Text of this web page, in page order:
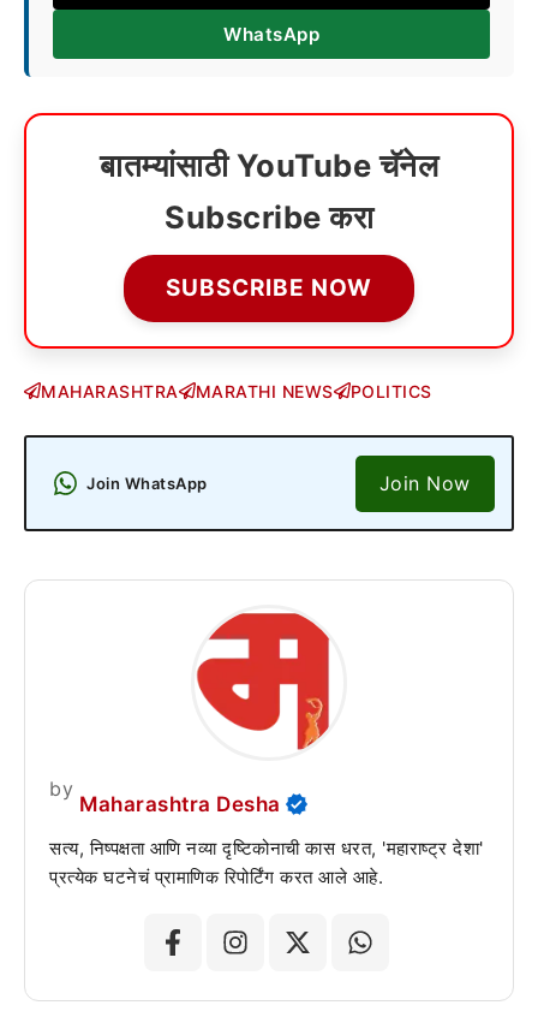
WhatsApp
बातम्यांसाठी YouTube चॅनेल
Subscribe करा
SUBSCRIBE NOW
MAHARASHTRA MARATHI NEWS POLITICS
Join WhatsApp Join Now
by
Maharashtra Desha
सत्य, निष्पक्षता आणि नव्या दृष्टिकोनाची कास धरत, 'महाराष्ट्र देशा'
प्रत्येक घटनेचं प्रामाणिक रिपोर्टिंग करत आले आहे.